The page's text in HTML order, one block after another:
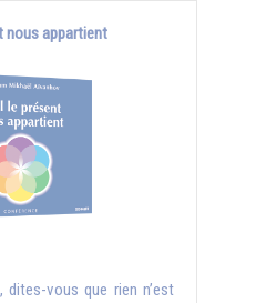
nous appartient
dites-vous que rien n’est